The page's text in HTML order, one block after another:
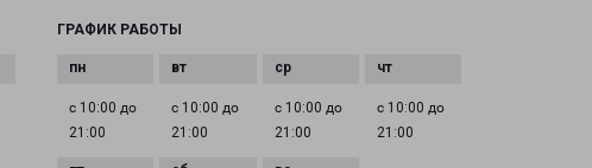
ГРАФИК РАБОТЫ
с 10:00 до
21:00
с 10:00 до
21:00
с 10:00 до
21:00
с 10:00 до
21:00